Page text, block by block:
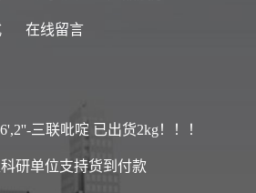
在线留言
三联吡啶 已出货2kg！！！
研单位支持货到付款